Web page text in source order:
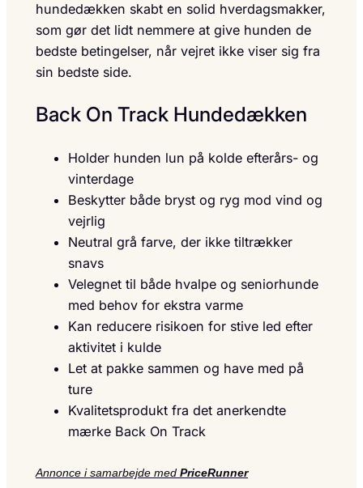
hundedækken skabt en solid hverdagsmakker,
som gør det lidt nemmere at give hunden de
bedste betingelser, når vejret ikke viser sig fra
sin bedste side.
Back On Track Hundedækken
Holder hunden lun på kolde efterårs- og
vinterdage
Beskytter både bryst og ryg mod vind og
vejrlig
Neutral grå farve, der ikke tiltrækker
snavs
Velegnet til både hvalpe og seniorhunde
med behov for ekstra varme
Kan reducere risikoen for stive led efter
aktivitet i kulde
Let at pakke sammen og have med på
ture
Kvalitetsprodukt fra det anerkendte
mærke Back On Track
Annonce i samarbejde med PriceRunner